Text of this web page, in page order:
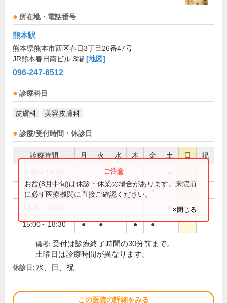
所在地・電話番号
熊本駅
熊本県熊本市西区春日3丁目26番47号
JR熊本春日南ビル 3階 [地図]
096-247-6512
診療科目
皮膚科 美容皮膚科
診療/受付時間・休診日
診療時間 月 火 水 木 金 土 日 祝
10:00～13:30 ● ● ● ●
15:00～18:30 ● ● ● ●
お盆(8月中旬)は休診・休業の場合があります。来院前
に必ず医療機関に直接ご確認ください。
×閉じる
備考: 受付は診療終了時間の30分前まで。
土曜日は診療時間が異なります。
休診日: 水、日、祝
この医院の詳細をみる